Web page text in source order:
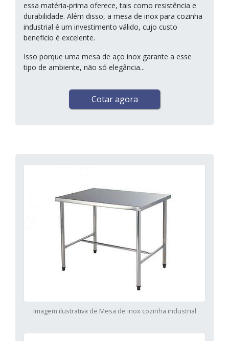
essa matéria-prima oferece, tais como resistência e
durabilidade. Além disso, a mesa de inox para cozinha
industrial é um investimento válido, cujo custo
benefício é excelente.
Isso porque uma mesa de aço inox garante a esse
tipo de ambiente, não só elegância...
Cotar agora
Imagem ilustrativa de Mesa de inox cozinha industrial